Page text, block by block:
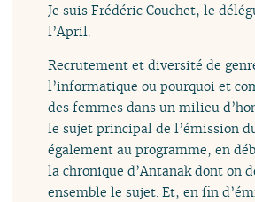
Je suis Frédéric Couchet, le
l’April.
Recrutement et diversité de
l’informatique ou pourquoi et
des femmes dans un milieu
le sujet principal de l’émission
également au programme, en
la chronique d’Antanak dont on
ensemble le sujet. Et, en fin